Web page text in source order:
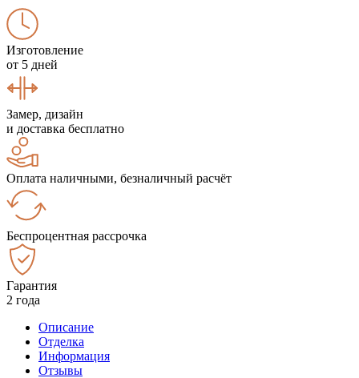
Изготовление
от 5 дней
Замер, дизайн
и доставка бесплатно
Оплата наличными, безналичный расчёт
Беспроцентная рассрочка
Гарантия
2 года
Описание
Отделка
Информация
Отзывы